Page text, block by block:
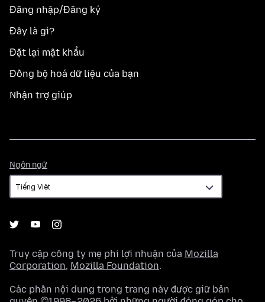
Đăng nhập/Đăng ký
Đây là gì?
Đặt lại mật khẩu
Đồng bộ hoá dữ liệu của bạn
Nhận trợ giúp
Ngôn ngữ
ngữ
Truy cập công ty mẹ phi lợi nhuận của Mozilla
Corporation, Mozilla Foundation.
Các phần nội dung trong trang này được giữ bản